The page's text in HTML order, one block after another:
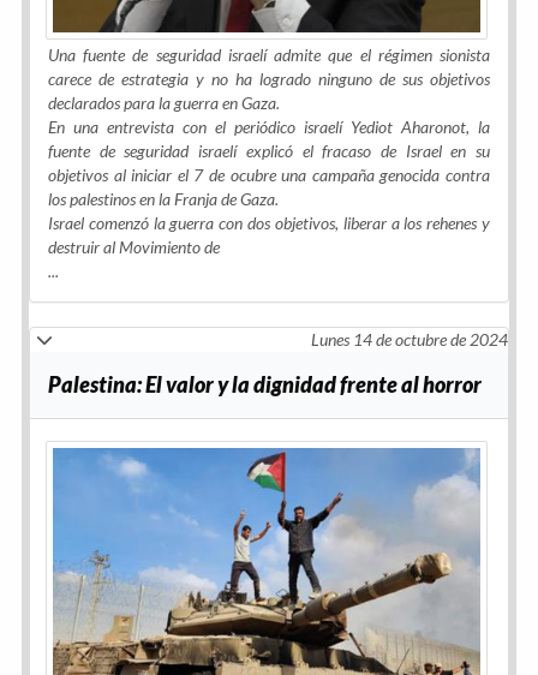
Una fuente de seguridad israelí admite que el régimen sionista
carece de estrategia y no ha logrado ninguno de sus objetivos
declarados para la guerra en Gaza.
En una entrevista con el periódico israelí Yediot Aharonot, la
fuente de seguridad israelí explicó el fracaso de Israel en su
objetivos al iniciar el 7 de ocubre una campaña genocida contra
los palestinos en la Franja de Gaza.
Israel comenzó la guerra con dos objetivos, liberar a los rehenes y
destruir al Movimiento de
...
Lunes 14 de octubre de 2024
Palestina: El valor y la dignidad frente al horror